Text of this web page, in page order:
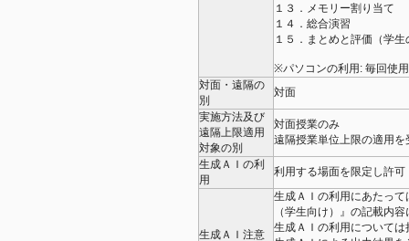
１３．メモリー割り当て
１４．総合演習
１５．まとめと評価（学
※パソコンの利⽤: 毎回使
対面・遠隔の
別
対面
実施方法及び
遠隔上限適用
対象の別
対面授業のみ
遠隔授業単位上限の適用を
生成ＡＩの利
用
利用する場面を限定し許可
生成ＡＩ注意
生成ＡＩの利用にあたっ
（学生向け）』の記載内
生成ＡＩの利用について